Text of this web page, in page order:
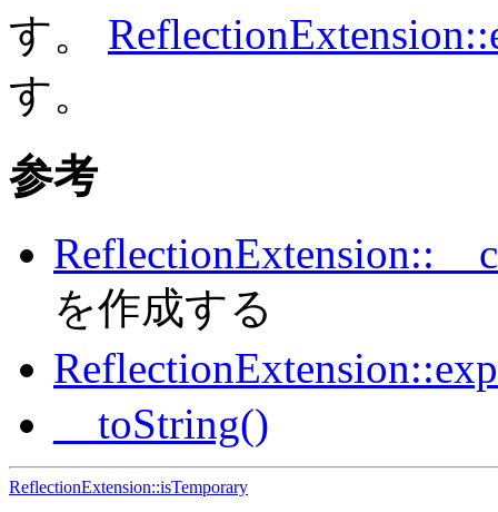
す。
す。
参考
を作成する
__toString()
ReflectionExtension::isTemporary